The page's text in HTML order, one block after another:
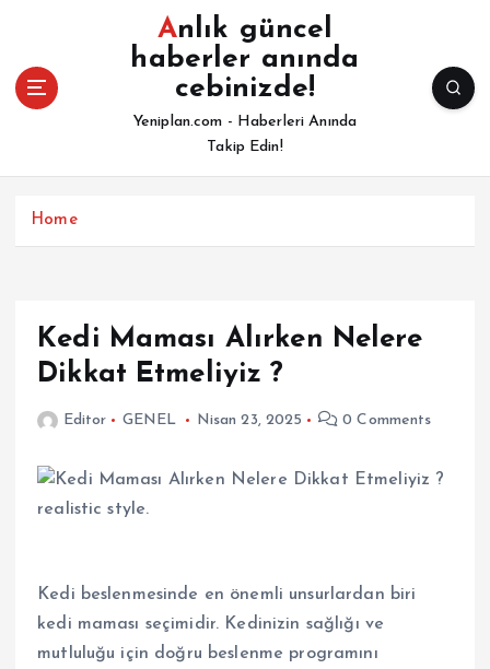
Anlık güncel
haberler anında
cebinizde!
Yeniplan.com - Haberleri Anında
Takip Edin!
Home
Kedi Maması Alırken Nelere
Dikkat Etmeliyiz ?
Editor GENEL Nisan 23, 2025 0 Comments
Kedi beslenmesinde en önemli unsurlardan biri
kedi maması seçimidir. Kedinizin sağlığı ve
mutluluğu için doğru beslenme programını